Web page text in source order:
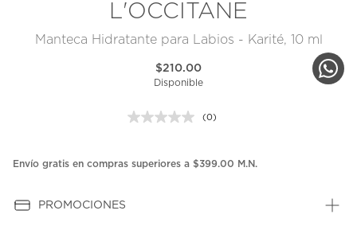
L'OCCITANE
Manteca Hidratante para Labios - Karité, 10 ml
$210.00
Disponible
Sin
en
(0)
Envío gratis en compras superiores a $399.00 M.N.
PROMOCIONES